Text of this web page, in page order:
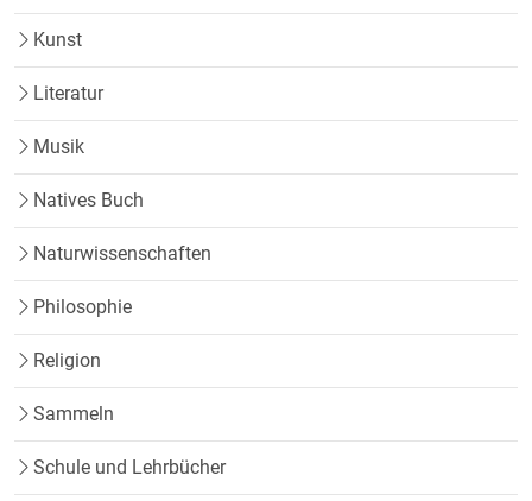
Kunst
Literatur
Musik
Natives Buch
Naturwissenschaften
Philosophie
Religion
Sammeln
Schule und Lehrbücher